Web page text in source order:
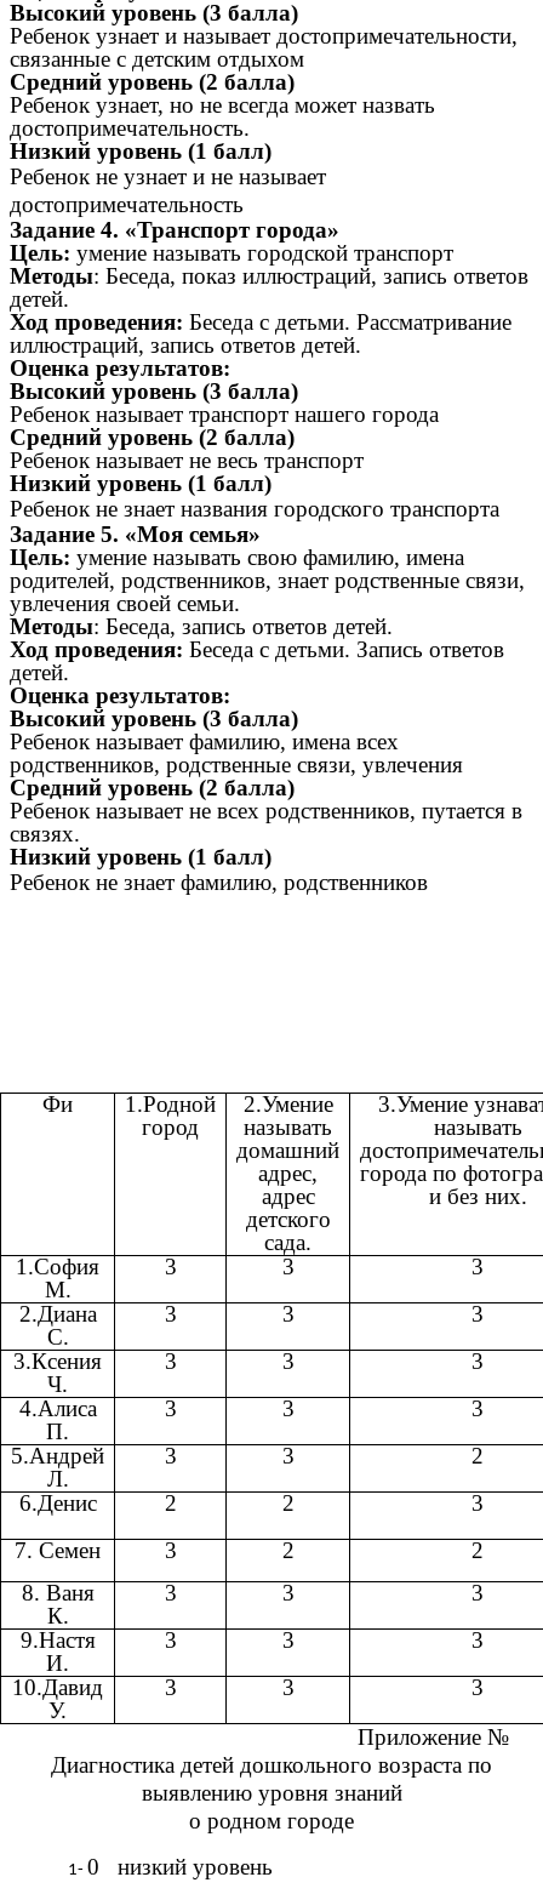
Высокий уровень (3 балла)
Ребенок узнает и называет достопримечательности,
связанные с детским отдыхом
Средний уровень (2 балла)
Ребенок узнает, но не всегда может назвать
достопримечательность.
Низкий уровень (1 балл)
Ребенок не узнает и не называет
достопримечательность
Задание 4. «Транспорт города»
Цель: умение называть городской транспорт
Методы: Беседа, показ иллюстраций, запись ответов
детей.
Ход проведения: Беседа с детьми. Рассматривание
иллюстраций, запись ответов детей.
Оценка результатов:
Высокий уровень (3 балла)
Ребенок называет транспорт нашего города
Средний уровень (2 балла)
Ребенок называет не весь транспорт
Низкий уровень (1 балл)
Ребенок не знает названия городского транспорта
Задание 5. «Моя семья»
Цель: умение называть свою фамилию, имена
родителей, родственников, знает родственные связи,
увлечения своей семьи.
Методы: Беседа, запись ответов детей.
Ход проведения: Беседа с детьми. Запись ответов
детей.
Оценка результатов:
Высокий уровень (3 балла)
Ребенок называет фамилию, имена всех
родственников, родственные связи, увлечения
Средний уровень (2 балла)
Ребенок называет не всех родственников, путается в
связях.
Низкий уровень (1 балл)
Ребенок не знает фамилию, родственников
Фи
1.Родной
город
2.Умение
называть
домашний
адрес,
адрес
детского
сада.
3.Умение
называть
города по
и без них.
1.София
М.
3 3
3
2.Диана
С.
3 3
3
3.Ксения
Ч.
3 3
3
4.Алиса
П.
3 3
3
5.Андрей
Л.
3 3
2
6.Денис
2 2
3
7. Семен
3 2
2
8. Ваня
К.
3 3
3
9.Настя
И.
3 3
3
10.Давид
У.
3 3
3
Приложение №
Диагностика детей дошкольного возраста по
выявлению уровня знаний
о родном городе
0 низкий уровень